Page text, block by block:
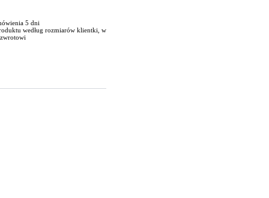
5 dni
według rozmiarów klientki, w